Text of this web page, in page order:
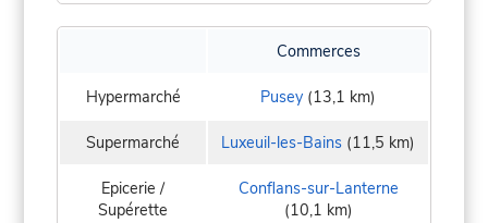
Commerces
Hypermarché Pusey (13,1 km)
Supermarché Luxeuil-les-Bains (11,5 km)
Epicerie /
Supérette
Conflans-sur-Lanterne
(10,1 km)